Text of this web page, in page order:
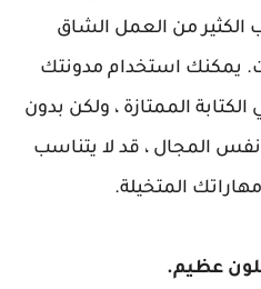
الكثير من العمل الشاق
يمكنك استخدام مدونتك
الممتازة ، ولكن بدون
المجال ، قد لا يتناسب
المتخيلة.